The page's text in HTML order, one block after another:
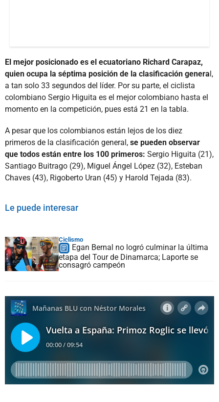
El mejor posicionado es el ecuatoriano Richard Carapaz,
quien ocupa la séptima posición de la clasificación genera l,
a tan solo 33 segundos del líder. Por su parte, el ciclista
colombiano Sergio Higuita es el mejor colombiano hasta el
momento en la competición, pues está 21 en la tabla.
A pesar que los colombianos están lejos de los diez
primeros de la clasificación general, se pueden observar
que todos están entre los 100 primeros: Sergio Higuita (21),
Santiago Buitrago (29), Miguel Ángel López (32), Esteban
Chaves (43), Rigoberto Uran (45) y Harold Tejada (83).
Le puede interesar
Ciclismo
Egan Bernal no logró culminar la última
etapa del Tour de Dinamarca; Laporte se
consagró campeón